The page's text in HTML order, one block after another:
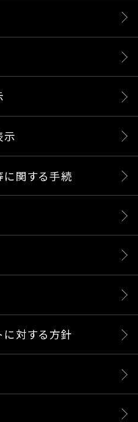
示
関する手続
対する方針